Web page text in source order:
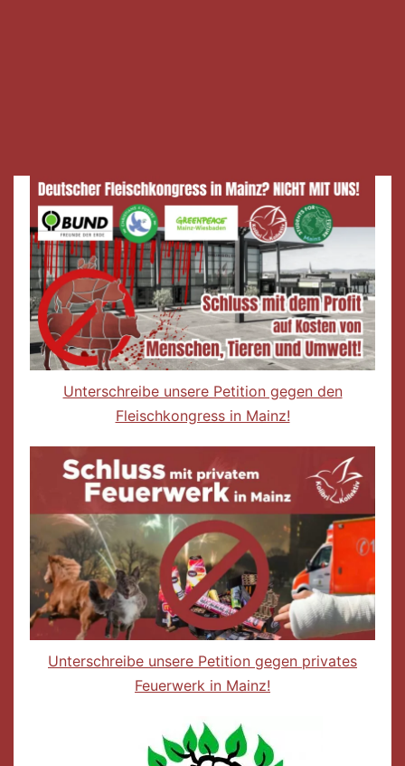
Unterschreibe unsere Petition gegen den
Fleischkongress in Mainz!
Unterschreibe unsere Petition gegen privates
Feuerwerk in Mainz!